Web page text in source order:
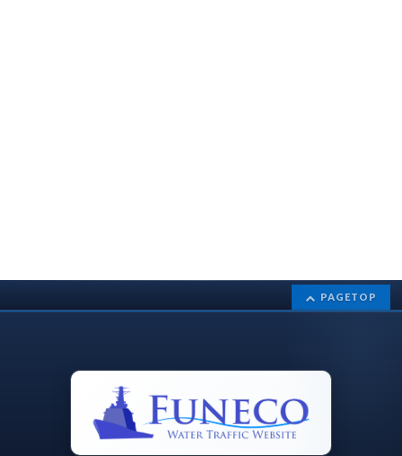
PAGETOP